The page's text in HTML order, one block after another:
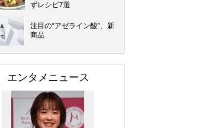
ずレシピ7選
注目の“アゼライン酸”、新
商品
エンタメニュース